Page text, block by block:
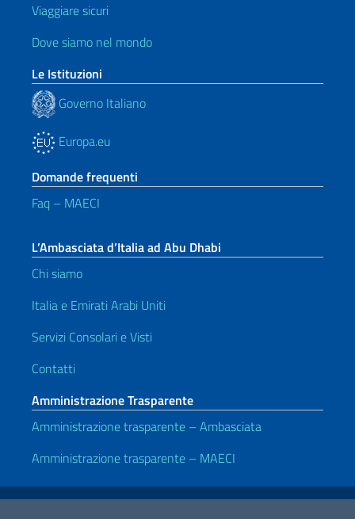
Viaggiare sicuri
Dove siamo nel mondo
Le Istituzioni
Governo Italiano
Europa.eu
Domande frequenti
Faq – MAECI
L’Ambasciata d’Italia ad Abu Dhabi
Chi siamo
Italia e Emirati Arabi Uniti
Servizi Consolari e Visti
Contatti
Amministrazione Trasparente
Amministrazione trasparente – Ambasciata
Amministrazione trasparente – MAECI
Link Utili